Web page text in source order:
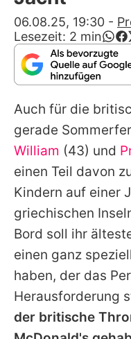
Alle
06.08.25, 19:30 -
Lesezeit: 2 min
Auch für die
gerade
William (43) und
einen Teil davon
Kindern auf einer
griechischen
Bord soll ihr
einen ganz
haben, der das
Herausforderung
der britische